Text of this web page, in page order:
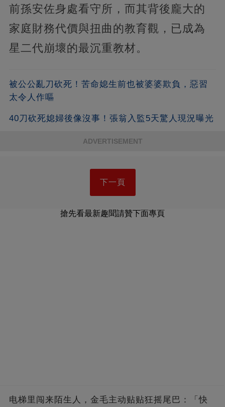
前孫安佐身處看守所，而其背後龐大的
家庭財務代價與扭曲的教育觀，已成為
星二代崩壞的最沉重教材。
被公公亂刀砍死！苦命媳生前也被婆婆欺負，惡習
太令人作嘔
40刀砍死媳婦後像沒事！張翁入監5天驚人現況曝光
ADVERTISEMENT
下一頁
搶先看最新趣聞請贊下面專頁
电梯里闯来陌生人，金毛主动贴贴狂摇尾巴：「快